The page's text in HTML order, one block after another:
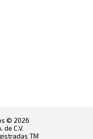
© 2026
de C.V.
TM